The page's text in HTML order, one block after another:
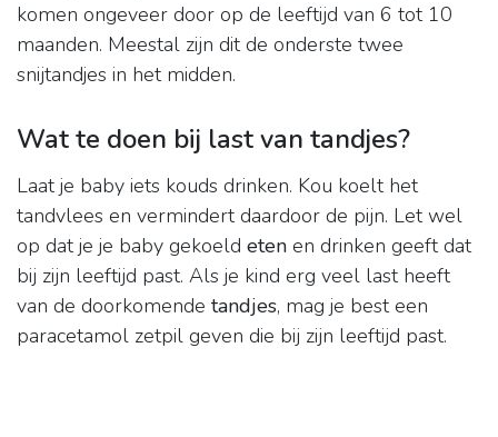
komen ongeveer door op de leeftijd van 6 tot 10
maanden. Meestal zijn dit de onderste twee
snijtandjes in het midden.
Wat te doen bij last van tandjes?
Laat je baby iets kouds drinken. Kou koelt het
tandvlees en vermindert daardoor de pijn. Let wel
op dat je je baby gekoeld eten en drinken geeft dat
bij zijn leeftijd past. Als je kind erg veel last heeft
van de doorkomende tandjes, mag je best een
paracetamol zetpil geven die bij zijn leeftijd past.